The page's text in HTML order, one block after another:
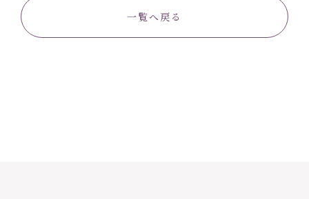
一覧へ戻る